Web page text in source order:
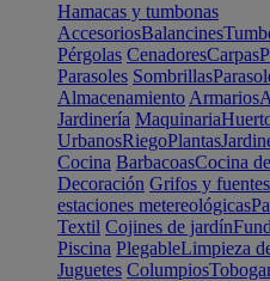
Hamacas y tumbonas
AccesoriosBalancines
Pérgolas CenadoresCarpas
Parasoles Sombrillas
Almacenamiento Armarios
Jardinería Maquinaria
UrbanosRiegoPlantas
Cocina BarbacoasCocina
Decoración Grifos y fuentes
estaciones metereológicas
Textil Cojines de jardín
Piscina PlegableLimpieza
Juguetes Columpios